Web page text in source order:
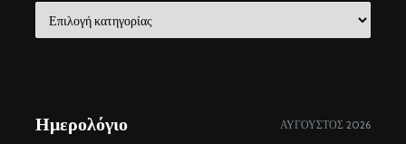
σύνδεσμοι
Ημερολόγιο ΑΎΓΟΥΣΤΟΣ 2026